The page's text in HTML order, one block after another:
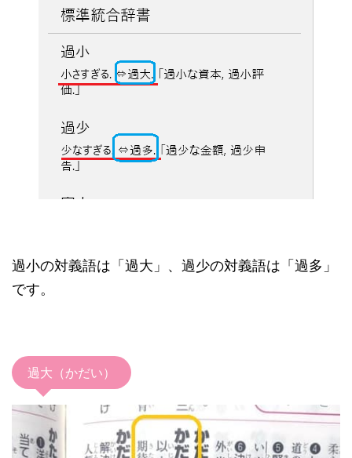
過小の対義語は「過大」、過少の対義語は「過多」
です。
過大（かだい）